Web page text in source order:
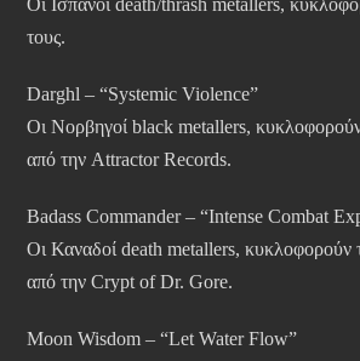
Οι Ισπανοί death/thrash metallers,
τους.
Darghl – “Systemic Violence”
Οι Νορβηγοί black metallers,
από την Attractor Records.
Badass Commander – “Intense Combat
Οι Καναδοί death metallers, κυκλοφορούν
από την Crypt of Dr. Gore.
Moon Wisdom – “Let Water Flow”